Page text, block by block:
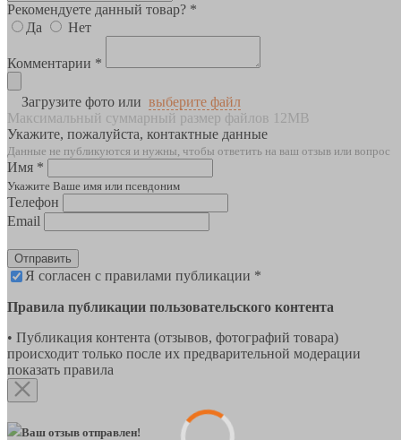
Рекомендуете данный товар? *
Да
Нет
Комментарии *
Загрузите фото или выберите файл
Максимальный суммарный размер файлов 12MB
Укажите, пожалуйста, контактные данные
Данные не публикуются и нужны, чтобы ответить на ваш отзыв или вопрос
Имя *
Укажите Ваше имя или псевдоним
Телефон
Email
Отправить
Я согласен с правилами публикации *
Правила публикации пользовательского контента
• Публикация контента (отзывов, фотографий товара)
происходит только после их предварительной модерации
показать правила
Ваш отзыв отправлен!